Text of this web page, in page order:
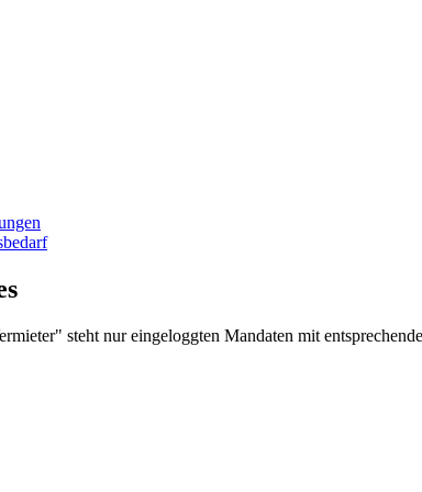
steht nur eingeloggten Mandaten mit